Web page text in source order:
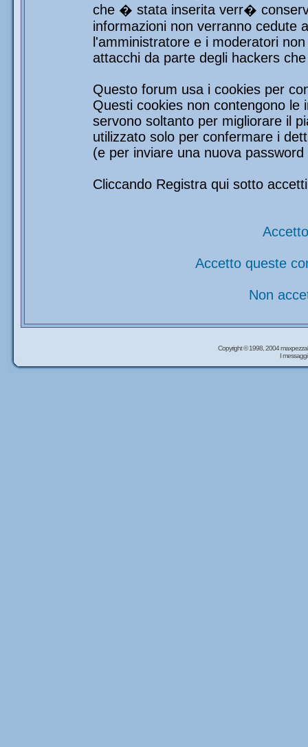
che � stata inserita verr�
informazioni non verranno cedute
l'amministratore e i moderatori
attacchi da parte degli hackers
Questo forum usa i cookies per
Questi cookies non contengono le
servono soltanto per migliorare il
utilizzato solo per confermare i
(e per inviare una nuova
Cliccando Registra qui sotto
Accetto queste
Non
Copyright © 1998, 2004
I